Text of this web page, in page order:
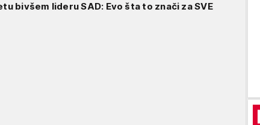
bivšem lideru SAD: Evo šta to znači za SVE